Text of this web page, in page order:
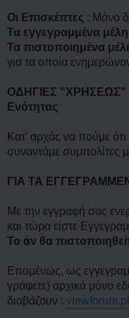
Οι Επισκέπτες : Μόνο
Τα εγγεγραμμένα μέλη
Τα πιστοποιημένα
για τα οποία
ΟΔΗΓΙΕΣ "ΧΡΗΣΕΩΣ"
Ενότητας
Κατ' αρχάς να πούμε ότι
συναντάμε συμπολίτες
ΓΙΑ ΤΑ
Με την εγγραφή σας
και τώρα είστε
Το άν θα
Επομένως, ως
γράφετε) αρχικά μόνο
διαβάζουν :